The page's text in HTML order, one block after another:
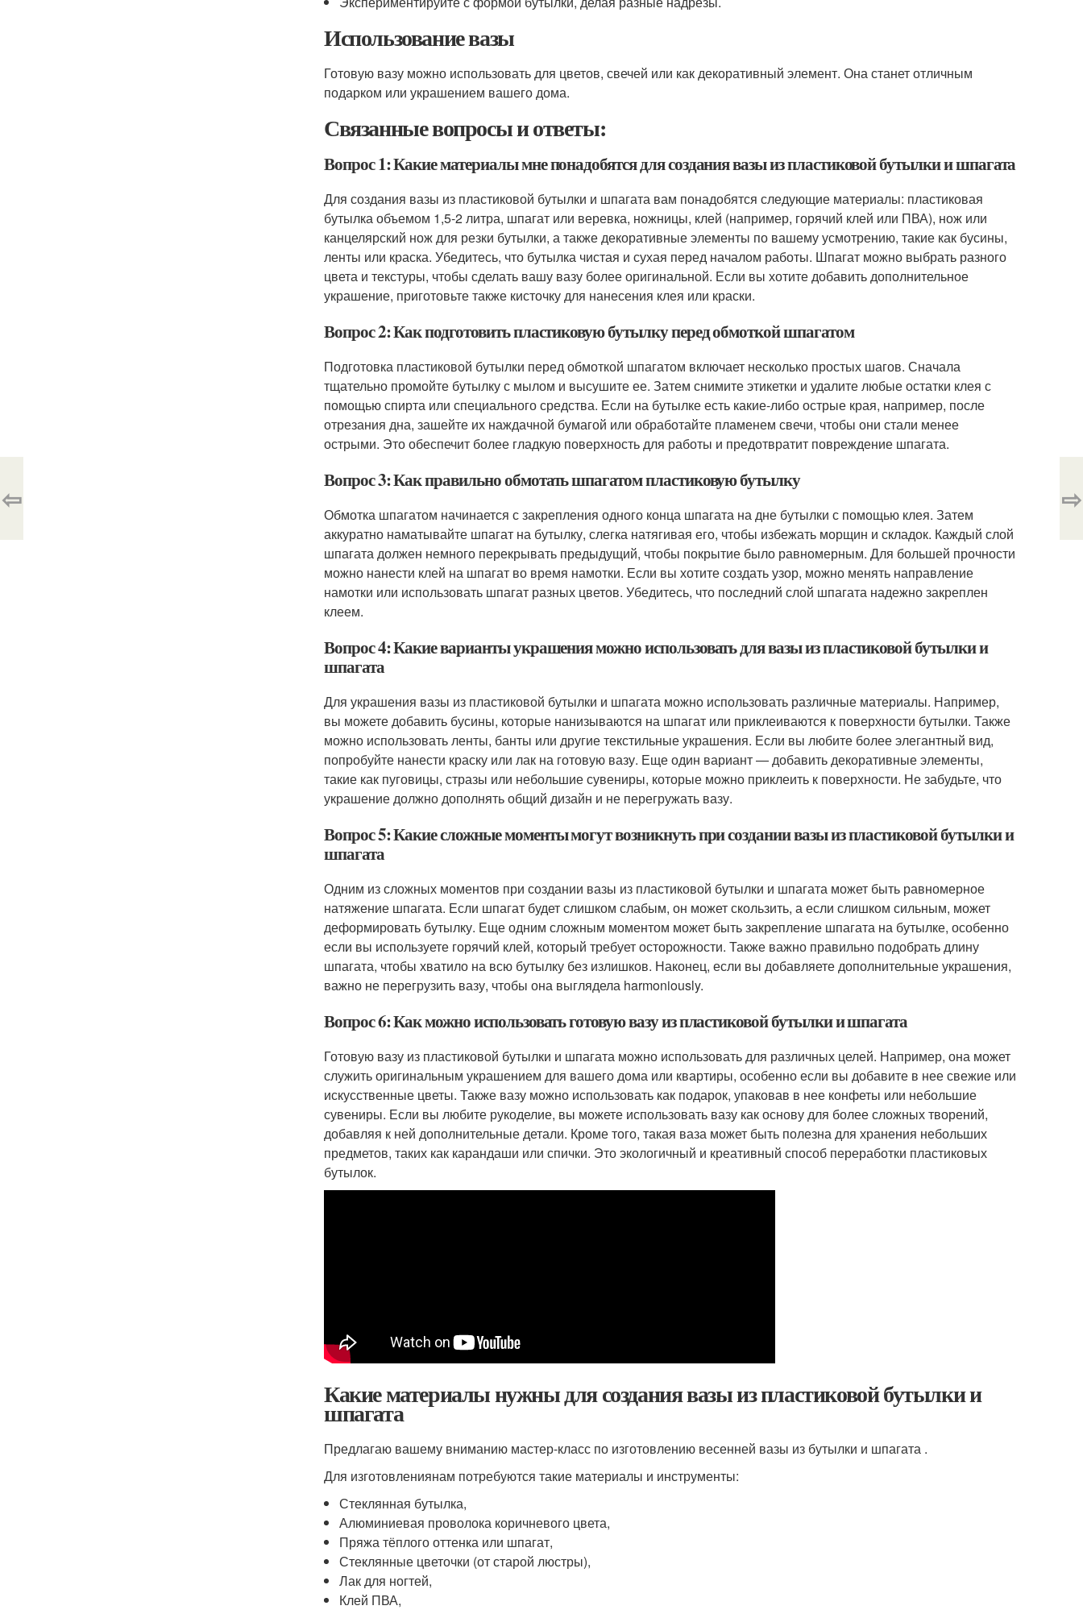
Использование вазы
Готовую вазу можно использовать для цветов, свечей или как декоративный элемент. Она станет отличным
подарком или украшением вашего дома.
Связанные вопросы и ответы:
Вопрос 1: Какие материалы мне понадобятся для создания вазы из пластиковой бутылки и шпагата
Для создания вазы из пластиковой бутылки и шпагата вам понадобятся следующие материалы: пластиковая
бутылка объемом 1,5-2 литра, шпагат или веревка, ножницы, клей (например, горячий клей или ПВА), нож или
канцелярский нож для резки бутылки, а также декоративные элементы по вашему усмотрению, такие как бусины,
ленты или краска. Убедитесь, что бутылка чистая и сухая перед началом работы. Шпагат можно выбрать разного
цвета и текстуры, чтобы сделать вашу вазу более оригинальной. Если вы хотите добавить дополнительное
украшение, приготовьте также кисточку для нанесения клея или краски.
Вопрос 2: Как подготовить пластиковую бутылку перед обмоткой шпагатом
Подготовка пластиковой бутылки перед обмоткой шпагатом включает несколько простых шагов. Сначала
тщательно промойте бутылку с мылом и высушите ее. Затем снимите этикетки и удалите любые остатки клея с
помощью спирта или специального средства. Если на бутылке есть какие-либо острые края, например, после
отрезания дна, зашейте их наждачной бумагой или обработайте пламенем свечи, чтобы они стали менее
острыми. Это обеспечит более гладкую поверхность для работы и предотвратит повреждение шпагата.
Вопрос 3: Как правильно обмотать шпагатом пластиковую бутылку
Обмотка шпагатом начинается с закрепления одного конца шпагата на дне бутылки с помощью клея. Затем
аккуратно наматывайте шпагат на бутылку, слегка натягивая его, чтобы избежать морщин и складок. Каждый слой
шпагата должен немного перекрывать предыдущий, чтобы покрытие было равномерным. Для большей прочности
можно нанести клей на шпагат во время намотки. Если вы хотите создать узор, можно менять направление
намотки или использовать шпагат разных цветов. Убедитесь, что последний слой шпагата надежно закреплен
клеем.
Вопрос 4: Какие варианты украшения можно использовать для вазы из пластиковой бутылки и
шпагата
Для украшения вазы из пластиковой бутылки и шпагата можно использовать различные материалы. Например,
вы можете добавить бусины, которые нанизываются на шпагат или приклеиваются к поверхности бутылки. Также
можно использовать ленты, банты или другие текстильные украшения. Если вы любите более элегантный вид,
попробуйте нанести краску или лак на готовую вазу. Еще один вариант — добавить декоративные элементы,
такие как пуговицы, стразы или небольшие сувениры, которые можно приклеить к поверхности. Не забудьте, что
украшение должно дополнять общий дизайн и не перегружать вазу.
Вопрос 5: Какие сложные моменты могут возникнуть при создании вазы из пластиковой бутылки и
шпагата
Одним из сложных моментов при создании вазы из пластиковой бутылки и шпагата может быть равномерное
натяжение шпагата. Если шпагат будет слишком слабым, он может скользить, а если слишком сильным, может
деформировать бутылку. Еще одним сложным моментом может быть закрепление шпагата на бутылке, особенно
если вы используете горячий клей, который требует осторожности. Также важно правильно подобрать длину
шпагата, чтобы хватило на всю бутылку без излишков. Наконец, если вы добавляете дополнительные украшения,
важно не перегрузить вазу, чтобы она выглядела harmoniously.
Вопрос 6: Как можно использовать готовую вазу из пластиковой бутылки и шпагата
Готовую вазу из пластиковой бутылки и шпагата можно использовать для различных целей. Например, она может
служить оригинальным украшением для вашего дома или квартиры, особенно если вы добавите в нее свежие или
искусственные цветы. Также вазу можно использовать как подарок, упаковав в нее конфеты или небольшие
сувениры. Если вы любите рукоделие, вы можете использовать вазу как основу для более сложных творений,
добавляя к ней дополнительные детали. Кроме того, такая ваза может быть полезна для хранения небольших
предметов, таких как карандаши или спички. Это экологичный и креативный способ переработки пластиковых
бутылок.
Какие материалы нужны для создания вазы из пластиковой бутылки и
шпагата
Предлагаю вашему вниманию мастер-класс по изготовлению весенней вазы из бутылки и шпагата .
Для изготовлениянам потребуются такие материалы и инструменты:
Стеклянная бутылка,
Алюминиевая проволока коричневого цвета,
Пряжа тёплого оттенка или шпагат,
Стеклянные цветочки (от старой люстры),
Лак для ногтей,
Клей ПВА,
⇦ ⇨